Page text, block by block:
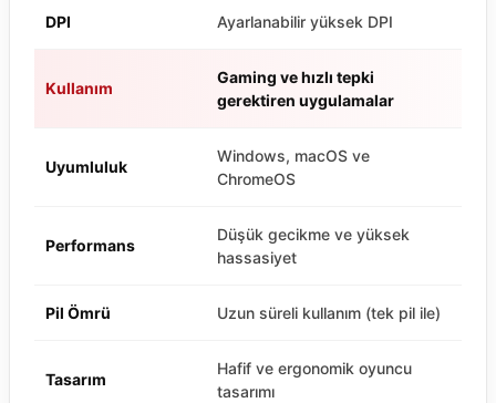
DPI Ayarlanabilir yüksek DPI
Kullanım
Gaming ve hızlı tepki
gerektiren uygulamalar
Uyumluluk
Windows, macOS ve
ChromeOS
Performans
Düşük gecikme ve yüksek
hassasiyet
Pil Ömrü Uzun süreli kullanım (tek pil ile)
Tasarım
Hafif ve ergonomik oyuncu
tasarımı